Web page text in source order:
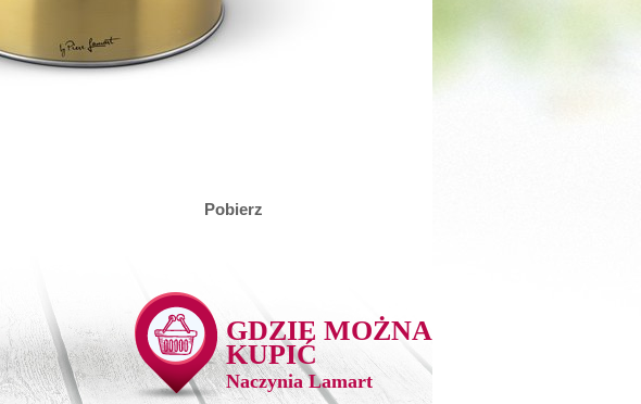
Pobierz
GDZIE MOŻNA
KUPIĆ
Naczynia Lamart